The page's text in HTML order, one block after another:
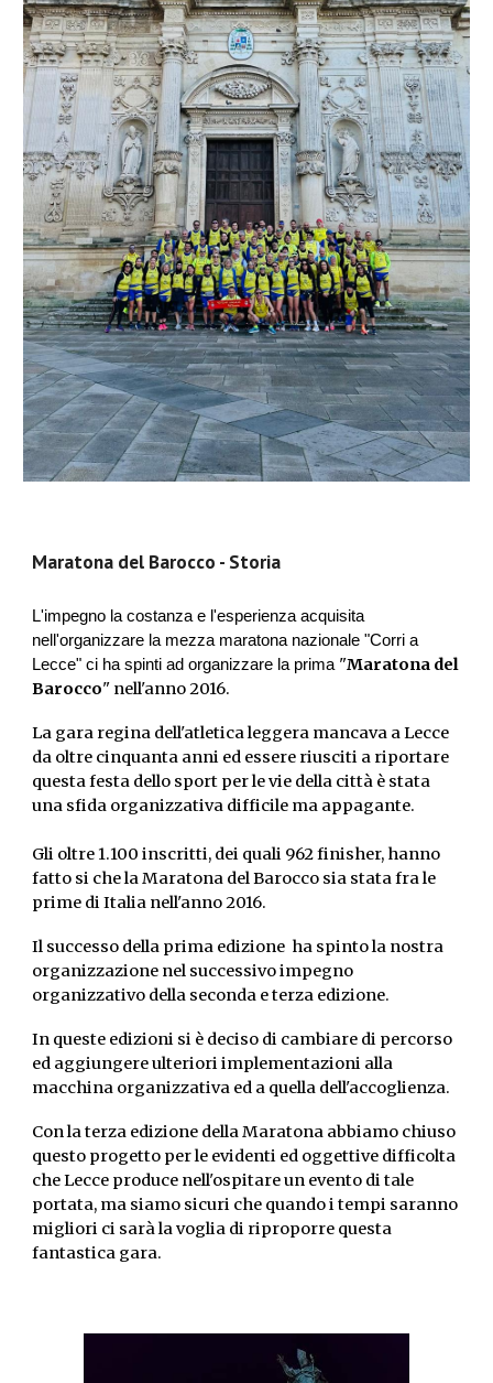
Maratona del Barocco - Storia
L'impegno la costanza e l'esperienza acquisita
nell'organizzare la mezza maratona nazionale "Corri a
Lecce" ci ha spinti ad organizzare la prima "Maratona del
Barocco" nell'anno 2016.
La gara regina dell'atletica leggera mancava a Lecce
da oltre cinquanta anni ed essere riusciti a riportare
questa festa dello sport per le vie della città è stata
una sfida organizzativa difficile ma appagante.
Gli oltre 1.100 inscritti, dei quali 962 finisher, hanno
fatto si che la Maratona del Barocco sia stata fra le
prime di Italia nell'anno 2016.
Il successo della prima edizione ha spinto la nostra
organizzazione nel successivo impegno
organizzativo della seconda e terza edizione.
In queste edizioni si è deciso di cambiare di percorso
ed aggiungere ulteriori implementazioni alla
macchina organizzativa ed a quella dell'accoglienza.
Con la terza edizione della Maratona abbiamo chiuso
questo progetto per le evidenti ed oggettive difficolta
che Lecce produce nell'ospitare un evento di tale
portata, ma siamo sicuri che quando i tempi saranno
migliori ci sarà la voglia di riproporre questa
fantastica gara.